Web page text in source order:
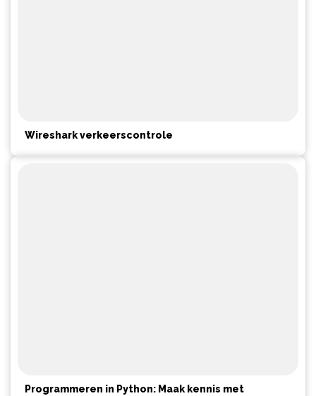
Wireshark verkeerscontrole
Programmeren in Python: Maak kennis met